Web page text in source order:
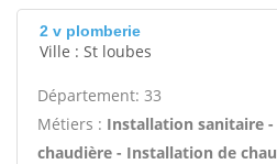
2 v plomberie
Ville : St loubes
Département: 33
Métiers : Installation sanitaire
chaudière - Installation de